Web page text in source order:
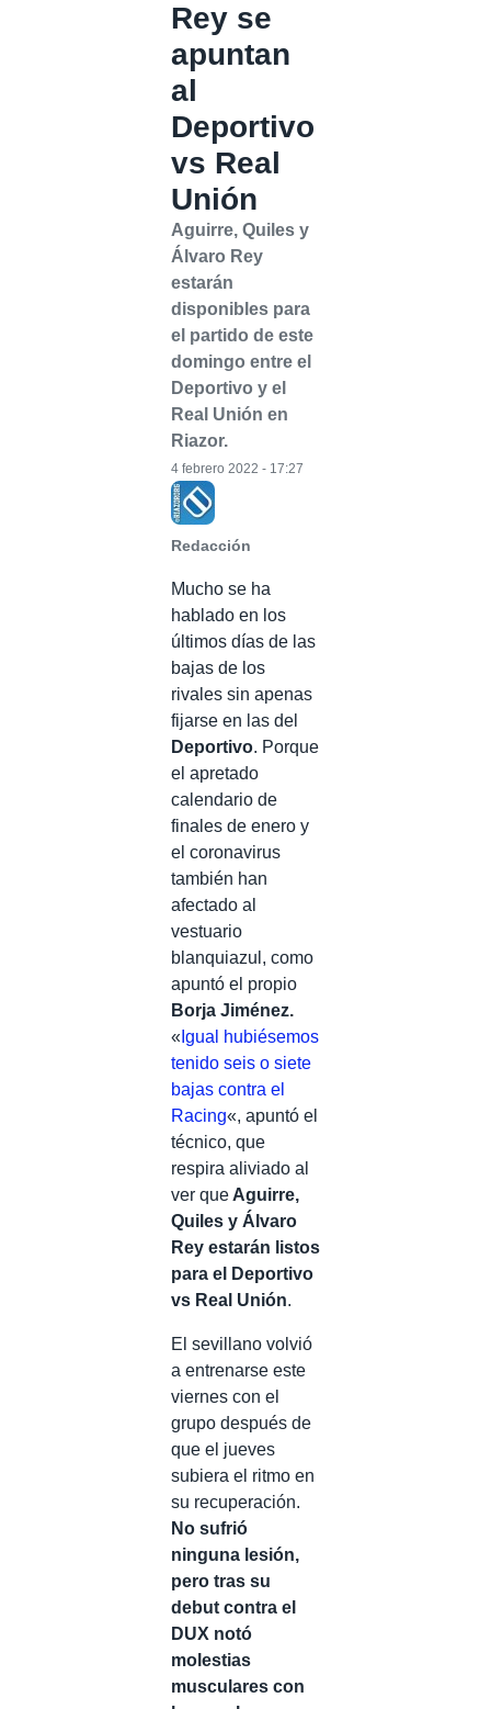
Rey se
apuntan
al
Deportivo
vs Real
Unión
Aguirre, Quiles y
Álvaro Rey
estarán
disponibles para
el partido de este
domingo entre el
Deportivo y el
Real Unión en
Riazor.
Redacción
4 febrero 2022 - 17:27
Mucho se ha
hablado en los
últimos días de las
bajas de los
rivales sin apenas
fijarse en las del
Deportivo. Porque
el apretado
calendario de
finales de enero y
el coronavirus
también han
afectado al
vestuario
blanquiazul, como
apuntó el propio
Borja Jiménez.
« Igual hubiésemos
tenido seis o siete
bajas contra el
Racing«, apuntó el
técnico, que
respira aliviado al
ver que Aguirre,
Quiles y Álvaro
Rey estarán listos
para el Deportivo
vs Real Unión.
El sevillano volvió
a entrenarse este
viernes con el
grupo después de
que el jueves
subiera el ritmo en
su recuperación.
No sufrió
ninguna lesión,
pero tras su
debut contra el
DUX notó
molestias
musculares con